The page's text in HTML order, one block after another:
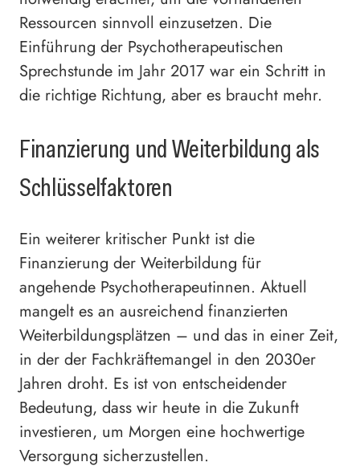
Ressourcen sinnvoll einzusetzen. Die
Einführung der Psychotherapeutischen
Sprechstunde im Jahr 2017 war ein Schritt in
die richtige Richtung, aber es braucht mehr.
Finanzierung und Weiterbildung als
Schlüsselfaktoren
Ein weiterer kritischer Punkt ist die
Finanzierung der Weiterbildung für
angehende Psychotherapeutinnen. Aktuell
mangelt es an ausreichend finanzierten
Weiterbildungsplätzen – und das in einer Zeit,
in der der Fachkräftemangel in den 2030er
Jahren droht. Es ist von entscheidender
Bedeutung, dass wir heute in die Zukunft
investieren, um Morgen eine hochwertige
Versorgung sicherzustellen.